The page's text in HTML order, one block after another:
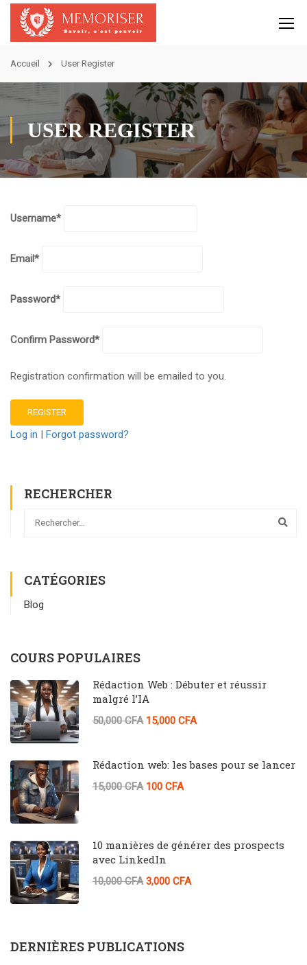
Accueil User Register
USER REGISTER
Username*
Email*
Password*
Confirm Password*
Registration confirmation will be emailed to you.
Log in | Forgot password?
RECHERCHER
CATÉGORIES
Blog
COURS POPULAIRES
Rédaction Web : Débuter et réussir
malgré l’IA
50,000 CFA 15,000 CFA
Rédaction web: les bases pour se lancer
15,000 CFA 100 CFA
10 manières de générer des prospects
avec LinkedIn
10,000 CFA 3,000 CFA
DERNIÈRES PUBLICATIONS